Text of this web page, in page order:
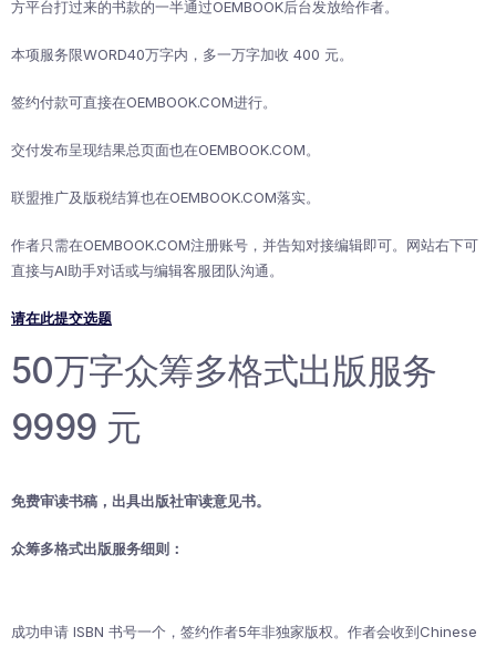
方平台打过来的书款的一半通过OEMBOOK后台发放给作者。
本项服务限WORD40万字内，多一万字加收 400 元。
签约付款可直接在OEMBOOK.COM进行。
交付发布呈现结果总页面也在OEMBOOK.COM。
联盟推广及版税结算也在OEMBOOK.COM落实。
作者只需在OEMBOOK.COM注册账号，并告知对接编辑即可。网站右下可
直接与AI助手对话或与编辑客服团队沟通。
请在此提交选题
50万字众筹多格式出版服务
9999 元
免费审读书稿，出具出版社审读意见书。
众筹多格式出版服务细则：
成功申请 ISBN 书号一个，签约作者5年非独家版权。作者会收到Chinese